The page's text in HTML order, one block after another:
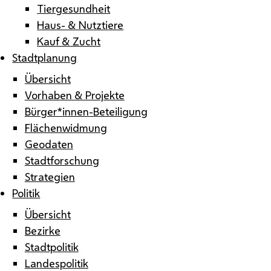
Tiergesundheit
Haus- & Nutztiere
Kauf & Zucht
Stadtplanung
Übersicht
Vorhaben & Projekte
Bürger*innen-Beteiligung
Flächenwidmung
Geodaten
Stadtforschung
Strategien
Politik
Übersicht
Bezirke
Stadtpolitik
Landespolitik